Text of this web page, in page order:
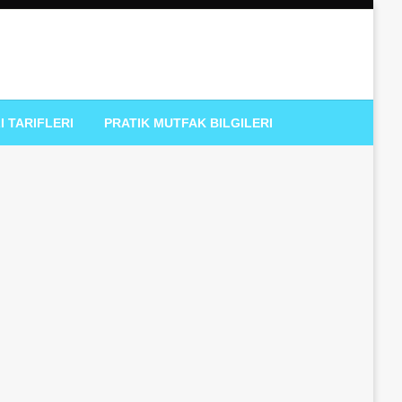
TARIFLERI PRATIK MUTFAK BILGILERI